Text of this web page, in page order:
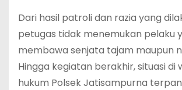
Dari hasil patroli dan razia yang
petugas tidak menemukan pelaku
membawa senjata tajam maupun
Hingga kegiatan berakhir, situasi di
hukum Polsek Jatisampurna